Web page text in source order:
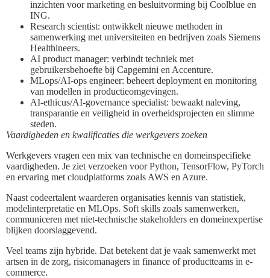
inzichten voor marketing en besluitvorming bij Coolblue en
ING.
Research scientist: ontwikkelt nieuwe methoden in
samenwerking met universiteiten en bedrijven zoals Siemens
Healthineers.
AI product manager: verbindt techniek met
gebruikersbehoefte bij Capgemini en Accenture.
MLops/AI-ops engineer: beheert deployment en monitoring
van modellen in productieomgevingen.
AI-ethicus/AI-governance specialist: bewaakt naleving,
transparantie en veiligheid in overheidsprojecten en slimme
steden.
Vaardigheden en kwalificaties die werkgevers zoeken
Werkgevers vragen een mix van technische en domeinspecifieke
vaardigheden. Je ziet verzoeken voor Python, TensorFlow, PyTorch
en ervaring met cloudplatforms zoals AWS en Azure.
Naast codeertalent waarderen organisaties kennis van statistiek,
modelinterpretatie en MLOps. Soft skills zoals samenwerken,
communiceren met niet-technische stakeholders en domeinexpertise
blijken doorslaggevend.
Veel teams zijn hybride. Dat betekent dat je vaak samenwerkt met
artsen in de zorg, risicomanagers in finance of productteams in e-
commerce.